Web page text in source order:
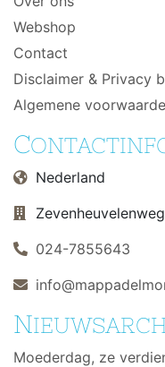
Webshop
Contact
Disclaimer & Privacy
Algemene
C
Nederland
024-7855643
N
Moederdag, ze